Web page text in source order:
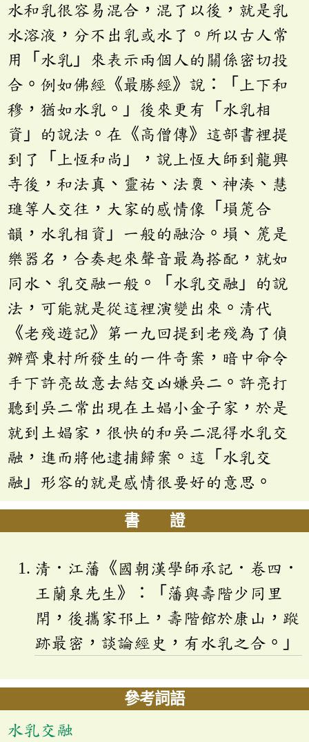
水和乳很容易混合，混了以後，就是乳
水溶液，分不出乳或水了。所以古人常
用「水乳」來表示兩個人的關係密切投
合。例如佛經《最勝經》說：「上下和
穆，猶如水乳。」後來更有「水乳相
資」的說法。在《高僧傳》這部書裡提
到了「上恆和尚」，說上恆大師到龍興
寺後，和法真、靈祐、法、神湊、慧
璡等人交往，大家的感情像「塤箎合
韻，水乳相資」一般的融洽。塤、箎是
樂器名，合奏起來聲音最為搭配，就如
同水、乳交融一般。「水乳交融」的說
法，可能就是從這裡演變出來。清代
《老殘遊記》第一九回提到老殘為了偵
辦齊東村所發生的一件奇案，暗中命令
手下許亮故意去結交凶嫌吳二。許亮打
聽到吳二常出現在土娼小金子家，於是
就到土娼家，很快的和吳二混得水乳交
融，進而將他逮捕歸案。這「水乳交
融」形容的就是感情很要好的意思。
書 證
清．江藩《國朝漢學師承記．卷四．
王蘭泉先生》：「藩與壽階少同里
閈，後攜家邗上，壽階館於康山，蹤
跡最密，談論經史，有水乳之合。」
參考詞語
水乳交融